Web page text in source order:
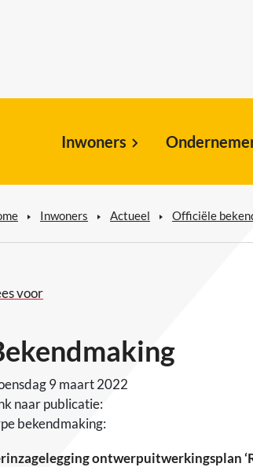
Inwoners
Inwoners Actueel Officiële
voor
9 maart 2022
naar publicatie:
bekendmaking:
ontwerpuitwerkingsplan